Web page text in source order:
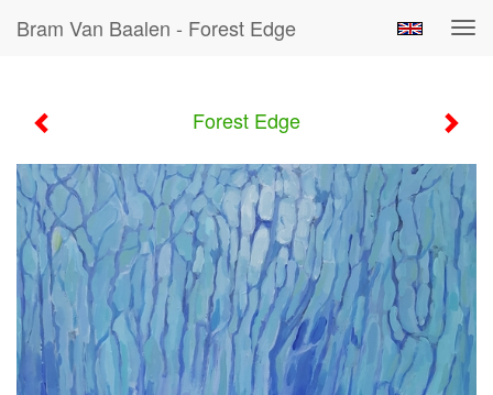
Bram Van Baalen - Forest Edge
Forest Edge